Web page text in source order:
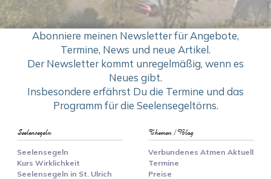
Abonniere meinen Newsletter für Angebote,
Termine, News und neue Artikel.
Der Newsletter kommt unregelmäßig, wenn es
Neues gibt.
Insbesondere erfährst Du die Termine und das
Programm für die Seelensegeltörns.
Seelensegeln
Seelensegeln
Kurs Wirklichkeit
Seelensegeln in St. Ulrich
Themen / Blog
Verbundenes Atmen Aktuell
Termine
Preise